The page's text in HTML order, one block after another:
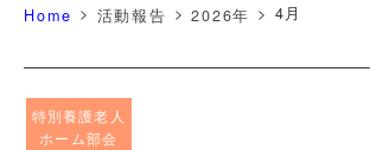
Home > 活動報告 >2026年 > 4月
特別養護老人
ホーム部会